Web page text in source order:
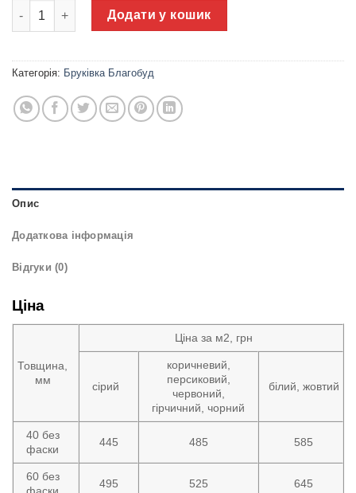
Тротуарна плитка Старе місто без фаски Благобуд кількість
Додати у кошик
Категорія: Бруківка Благобуд
Опис
Додаткова інформація
Відгуки (0)
Ціна
Товщина,
мм
Ціна за м2, грн
сірий
коричневий,
персиковий,
червоний,
гірчичний, чорний
білий, жовтий
40 без
фаски
445 485 585
60 без
495 525 645